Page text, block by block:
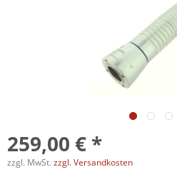
259,00 € *
zzgl. MwSt. zzgl. Versandkosten